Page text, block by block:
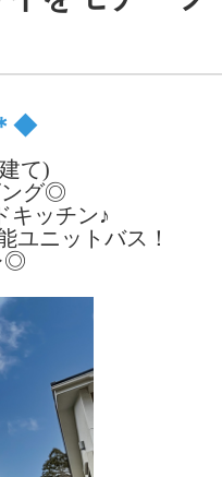
◆
て)
ング◎
キッチン♪
ユニットバス！
◎